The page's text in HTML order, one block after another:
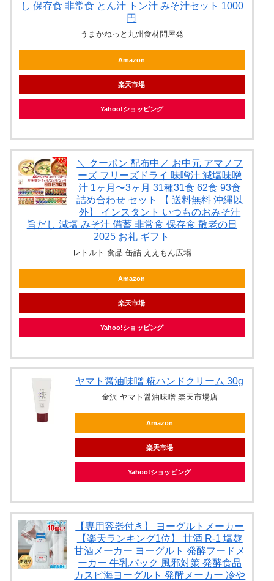
し 保存食 非常食 とん汁 トン汁 みそ汁セット 1000
円
うまかねっと九州食材問屋発
Amazon
楽天市場
Yahoo!ショッピング
＼ クーポン 配布中／ お中元 アマノフ
ーズ フリーズドライ 味噌汁 減塩味噌
汁 1ヶ月〜3ヶ月 31種31食 62食 93食
詰め合わせ セット 【 送料無料 沖縄以
外】 インスタント いつものおみそ汁
旨だし 減塩 みそ汁 備蓄 非常食 保存食 敬老の日
2025 お礼 ギフト
レトルト 食品 缶詰 ええもん広場
Amazon
楽天市場
Yahoo!ショッピング
ヤマト醤油味噌 糀ハンドクリーム 30g
金沢 ヤマト醤油味噌 楽天市場店
Amazon
楽天市場
Yahoo!ショッピング
【専用容器付き】 ヨーグルトメーカー
【楽天ランキング1位】 甘酒 R-1 塩麹
甘酒メーカー ヨーグルト 発酵フードメ
ーカー 牛乳パック 風邪対策 発酵食品
カスピ海ヨーグルト 発酵メーカー 冷や